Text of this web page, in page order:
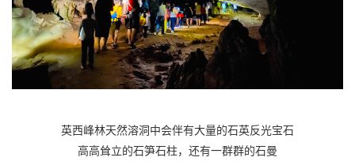
英西峰林天然溶洞中会伴有大量的石英反光宝石
高高耸立的石笋石柱，还有一群群的石曼